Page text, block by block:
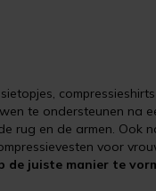
te ondersteunen na
rug en de armen. Ook
voor
juiste manier te